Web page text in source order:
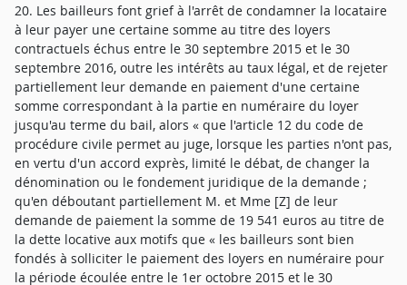
20. Les bailleurs font grief à l'arrêt de condamner la locataire
à leur payer une certaine somme au titre des loyers
contractuels échus entre le 30 septembre 2015 et le 30
septembre 2016, outre les intérêts au taux légal, et de rejeter
partiellement leur demande en paiement d'une certaine
somme correspondant à la partie en numéraire du loyer
jusqu'au terme du bail, alors « que l'article 12 du code de
procédure civile permet au juge, lorsque les parties n'ont pas,
en vertu d'un accord exprès, limité le débat, de changer la
dénomination ou le fondement juridique de la demande ;
qu'en déboutant partiellement M. et Mme [Z] de leur
demande de paiement la somme de 19 541 euros au titre de
la dette locative aux motifs que « les bailleurs sont bien
fondés à solliciter le paiement des loyers en numéraire pour
la période écoulée entre le 1er octobre 2015 et le 30